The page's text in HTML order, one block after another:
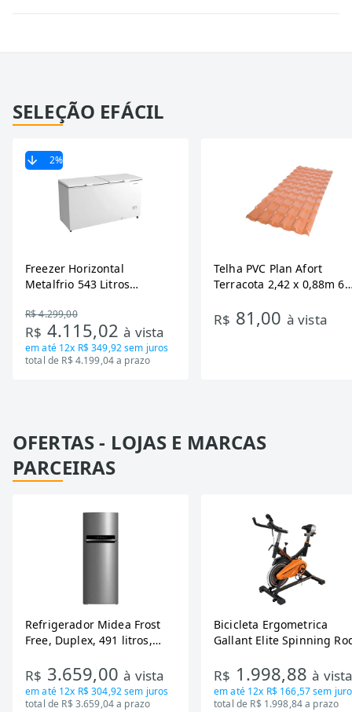
SELEÇÃO EFÁCIL
2%
Freezer Horizontal
Metalfrio 543 Litros
Tecnologia Inverter, Branco,
Bivolt
R$ 4.299,00
R$ 4.115,02à vista
em até 12x R$ 349,92sem juros
total de R$ 4.199,04 a prazo
Telha PVC Plan Afort
Terracota 2,42 x 0,88m 6
R$ 81,00 à vista
OFERTAS - LOJAS E MARCAS
PARCEIRAS
Refrigerador Midea Frost
Free, Duplex, 491 litros,
RT650EVK463)
R$ 3.659,00à vista
em até 12x R$ 304,92sem juros
total de R$ 3.659,04 a prazo
Bicicleta Ergometrica
Gallant Elite Spinning
Mecanica GSB13HBTA-PT
R$ 1.998,88à
em até 12x R$ 166,57sem
total de R$ 1.998,84 a prazo